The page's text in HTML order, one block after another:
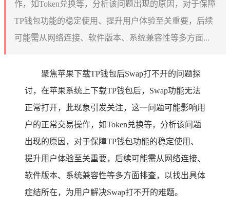
作，如Token兑换等，分析该问题出现的原因，对于保障
TP钱包功能的稳定使用、提升用户体验至关重要，后续
可能需从网络连接、软件版本、系统兼容性等多方面...
聚焦苹果下载TP钱包后Swap打不开的问题探
讨，在苹果系统上下载TP钱包后，Swap功能无法
正常打开，此现象引发关注，这一问题可能影响用
户的正常交易操作，如Token兑换等，分析该问题
出现的原因，对于保障TP钱包功能的稳定使用、
提升用户体验至关重要，后续可能需从网络连接、
软件版本、系统兼容性等多方面排查，以找出具体
症结所在，为用户解决Swap打不开的难题。